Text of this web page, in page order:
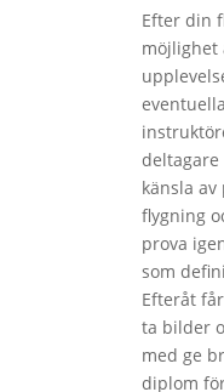
Efter din
möjlighet
känsla
flygning
prova
som
Efteråt
ta bilder
med ge
diplom